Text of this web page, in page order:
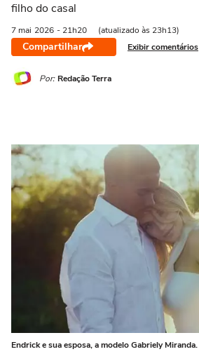
filho do casal
7 mai 2026 - 21h20 (atualizado às 23h13)
Compartilhar Exibir comentários
Por: Redação Terra
Endrick e sua esposa, a modelo Gabriely Miranda.